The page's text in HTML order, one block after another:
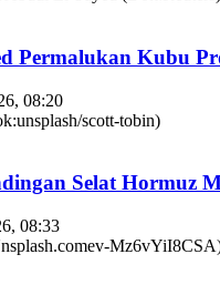
Permalukan Kubu
08:20
Selat Hormuz
08:33